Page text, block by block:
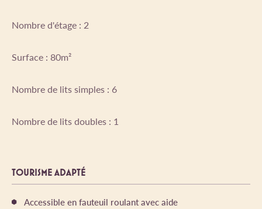
Nombre d'étage : 2
Surface : 80m²
Nombre de lits simples : 6
Nombre de lits doubles : 1
TOURISME ADAPTÉ
Accessible en fauteuil roulant avec aide